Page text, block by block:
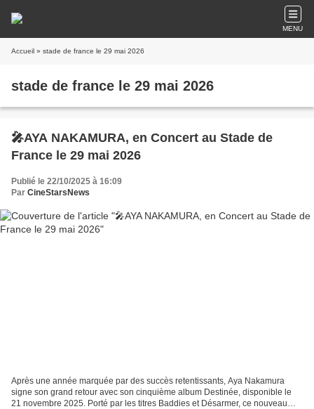
MENU
Accueil » stade de france le 29 mai 2026
stade de france le 29 mai 2026
🎤AYA NAKAMURA, en Concert au Stade de
France le 29 mai 2026
Publié le 22/10/2025 à 16:09
Par CineStarsNews
Après une année marquée par des succès retentissants, Aya Nakamura
signe son grand retour avec son cinquième album Destinée, disponible le
21 novembre 2025. Porté par les titres Baddies et Désarmer, ce nouveau